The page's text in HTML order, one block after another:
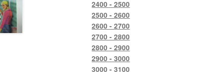
2400 - 2500
2500 - 2600
2600 - 2700
2700 - 2800
2800 - 2900
2900 - 3000
3000 - 3100